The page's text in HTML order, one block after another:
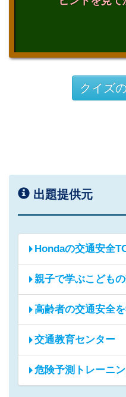
クイズ
出題提供元
Hondaの交通安全
親子で学ぶこども
高齢者の交通安全
交通教育センター
危険予測トレーニ